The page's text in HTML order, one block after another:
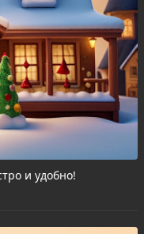
и удобно!